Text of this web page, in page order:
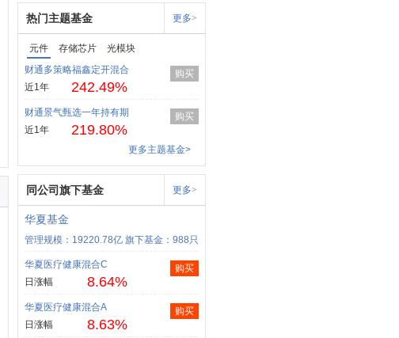
热门主题基金 更多>
元件 存储芯片
光模块
财通多策略福鑫定开混合
近1年
242.49%
购买
财通景气甄选一年持有期
近1年
219.80%
购买
更多主题基金>
同公司旗下基金 更多>
华夏基金
管理规模：19220.78亿 旗下基金：988只
华夏医疗健康混合C
日涨幅
8.64%
购买
华夏医疗健康混合A
日涨幅
8.63%
购买